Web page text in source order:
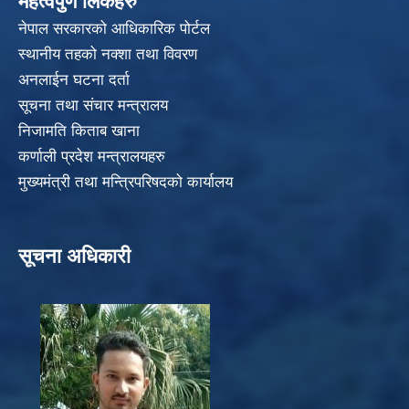
नेपाल सरकारको आधिकारिक पोर्टल
स्थानीय तहको नक्शा तथा विवरण
अनलाईन घटना दर्ता
सूचना तथा संचार मन्त्रालय
निजामति किताब खाना
कर्णाली प्रदेश मन्त्रालयहरु
मुख्यमंत्री तथा मन्त्रिपरिषदको कार्यालय
सूचना अधिकारी